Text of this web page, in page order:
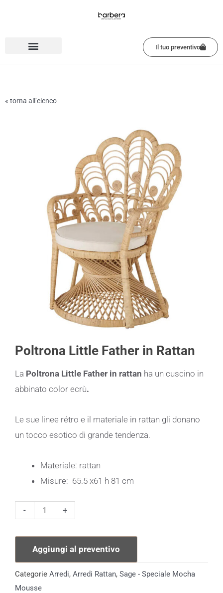
Il tuo preventivo
« torna all’elenco
Poltrona Little Father in Rattan
La Poltrona Little Father in rattan ha un cuscino in
abbinato color ecrù.
Le sue linee rétro e il materiale in rattan gli donano
un tocco esotico di grande tendenza.
Materiale: rattan
Misure: 65.5 x61 h 81 cm
-
Poltrona
Father
Rattan
quantità
+
Aggiungi al preventivo
Categorie Arredi, Arredi Rattan, Sage - Speciale Mocha
Mousse